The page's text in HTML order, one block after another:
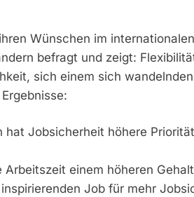
Wünschen im
befragt und zeigt:
sich einem sich
Jobsicherheit höhere
einem höheren
Job für mehr